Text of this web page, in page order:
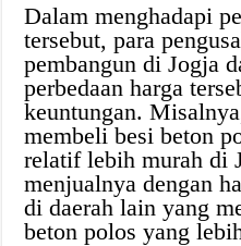
Dalam menghadapi
tersebut, para
pembangun di Jogja
perbedaan harga
keuntungan.
membeli besi beton
relatif lebih murah di
menjualnya dengan
di daerah lain yang
beton polos yang